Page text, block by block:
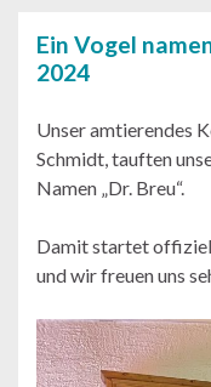
Ein Vogel
2024
Unser amtierendes
Schmidt, tauften
Namen „Dr. Breu“.
Damit startet
und wir freuen uns